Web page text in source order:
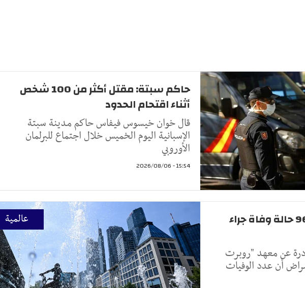
حاكم سبتة: مقتل أكثر من 100 شخص
أثناء اقتحام الحدود
قال ‌خوان ‌خيسوس فيفاس ‌حاكم مدينة سبتة
⁠الإسبانية اليوم ​الخميس خلال ⁠اجتماع للبرلمان
الأوروبي ⁠
15:54 - 2026/08/06
عالمية
في أسبوع واحد.. 9600 حالة وفاة جراء
عن معهد "روبرت
أن عدد الوفيات